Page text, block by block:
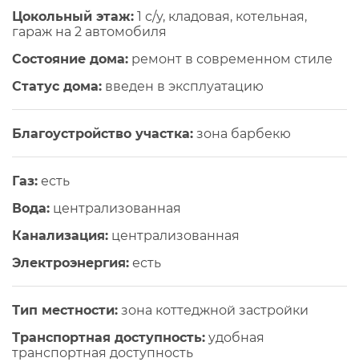
Цокольный этаж: 1 с/у, кладовая, котельная,
гараж на 2 автомобиля
Состояние дома: ремонт в современном стиле
Статус дома: введен в эксплуатацию
Благоустройство участка: зона барбекю
Газ: есть
Вода: централизованная
Канализация: централизованная
Электроэнергия: есть
Тип местности: зона коттеджной застройки
Транспортная доступность: удобная
транспортная доступность